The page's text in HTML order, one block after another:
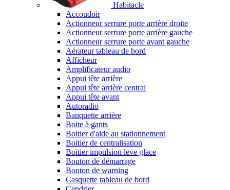
Habitacle
Accoudoir
Actionneur serrure porte arrière droite
Actionneur serrure porte arrière gauche
Actionneur serrure porte avant gauche
Aérateur tableau de bord
Afficheur
Amplificateur audio
Appui tête arrière
Appui tête arrière central
Appui tête avant
Autoradio
Banquette arrière
Boite à gants
Boitier d'aide au stationnement
Boitier de centralisation
Boitier impulsion leve glace
Bouton de démarrage
Bouton de warning
Casquette tableau de bord